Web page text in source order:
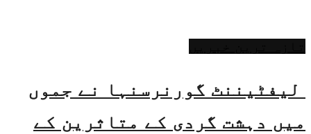
لیفٹیننٹ گورنرسنہا نے جموں
میں دہشت گردی کے متاثرین کے